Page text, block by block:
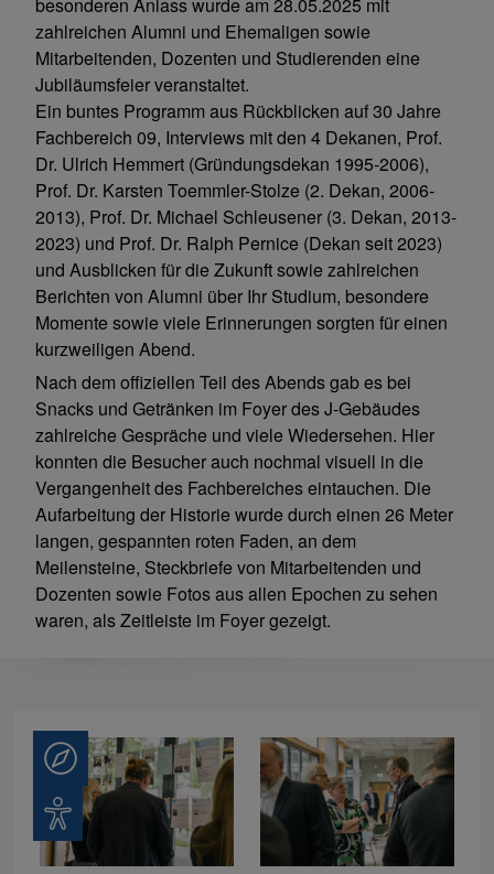
zahlreichen Alumni und Ehemaligen sowie
Mitarbeitenden, Dozenten und Studierenden eine
Jubiläumsfeier veranstaltet.
Ein buntes Programm aus Rückblicken auf 30 Jahre
Fachbereich 09, Interviews mit den 4 Dekanen, Prof.
Dr. Ulrich Hemmert (Gründungsdekan 1995-2006),
Prof. Dr. Karsten Toemmler-Stolze (2. Dekan, 2006-
2013), Prof. Dr. Michael Schleusener (3. Dekan, 2013-
2023) und Prof. Dr. Ralph Pernice (Dekan seit 2023)
und Ausblicken für die Zukunft sowie zahlreichen
Berichten von Alumni über Ihr Studium, besondere
Momente sowie viele Erinnerungen sorgten für einen
kurzweiligen Abend.
Nach dem offiziellen Teil des Abends gab es bei
Snacks und Getränken im Foyer des J-Gebäudes
zahlreiche Gespräche und viele Wiedersehen. Hier
konnten die Besucher auch nochmal visuell in die
Vergangenheit des Fachbereiches eintauchen. Die
Aufarbeitung der Historie wurde durch einen 26 Meter
langen, gespannten roten Faden, an dem
Meilensteine, Steckbriefe von Mitarbeitenden und
Dozenten sowie Fotos aus allen Epochen zu sehen
waren, als Zeitleiste im Foyer gezeigt.
Beratung
Barrierefreiheit